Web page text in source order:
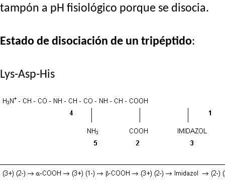
tampón a pH fisiológico porque se disocia.
Estado de disociación de un tripéptido:
Lys-Asp-His